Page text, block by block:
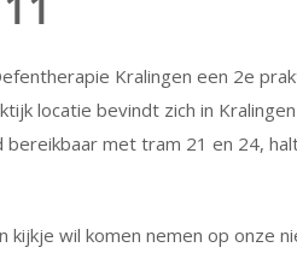
Kralingen een 2e
locatie bevindt zich in
bereikbaar met tram 21 en 24,
kijkje wil komen nemen op onze